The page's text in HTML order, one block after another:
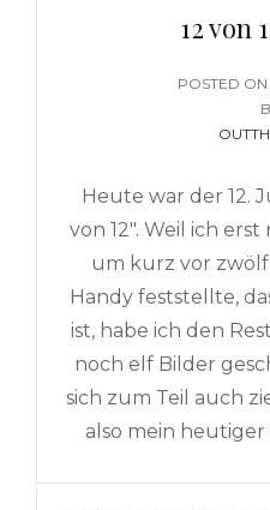
12 von
POSTED ON
Heute war der 12.
von 12″. Weil ich
um kurz vor
Handy feststellte,
ist, habe ich den
noch elf Bilder
sich zum Teil auch
also mein